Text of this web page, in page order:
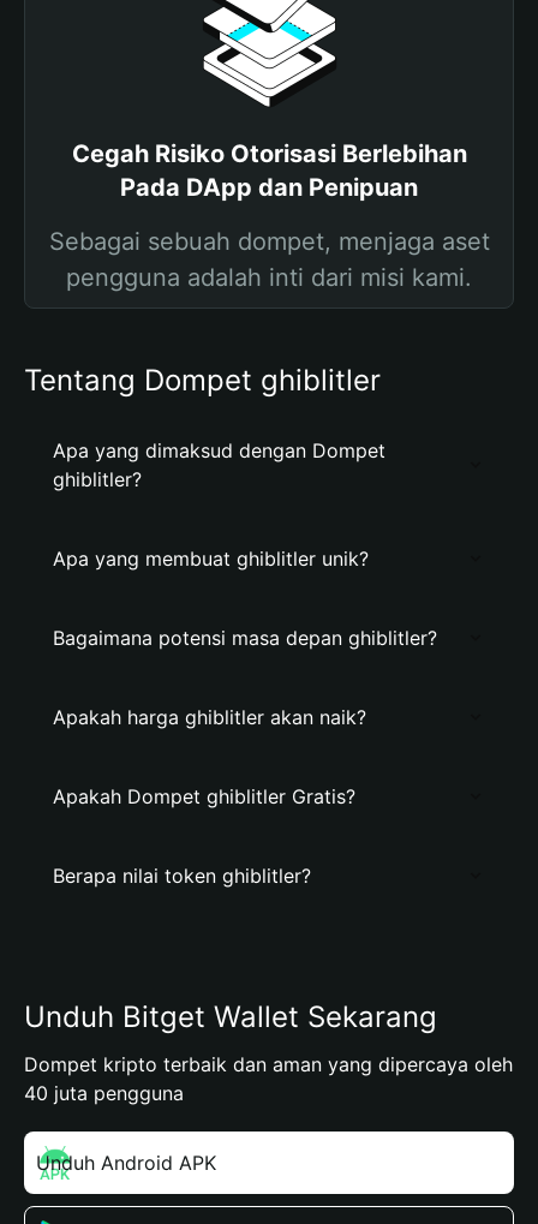
Cegah Risiko Otorisasi Berlebihan
Pada DApp dan Penipuan
Sebagai sebuah dompet, menjaga aset
pengguna adalah inti dari misi kami.
Tentang Dompet ghiblitler
Apa yang dimaksud dengan Dompet
ghiblitler?
Apa yang membuat ghiblitler unik?
Bagaimana potensi masa depan ghiblitler?
Apakah harga ghiblitler akan naik?
Apakah Dompet ghiblitler Gratis?
Berapa nilai token ghiblitler?
Unduh Bitget Wallet Sekarang
Dompet kripto terbaik dan aman yang dipercaya oleh
40 juta pengguna
Unduh Android APK